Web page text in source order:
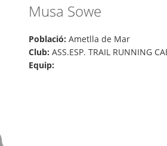
Musa Sowe
Població: Ametlla de Mar
Club: ASS.ESP. TRAIL RUNNING
Equip: